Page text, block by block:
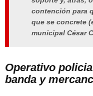
contención para
que se concrete
municipal César
Operativo
banda y